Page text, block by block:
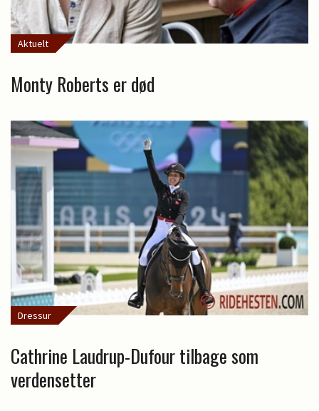
Aktuelt
Monty Roberts er død
Dressur
Cathrine Laudrup-Dufour tilbage som
verdensetter